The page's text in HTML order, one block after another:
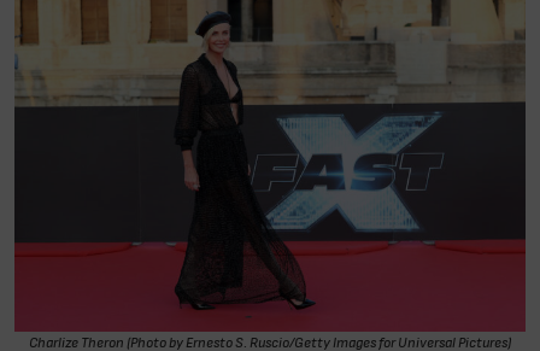
Charlize Theron (Photo by Ernesto S. Ruscio/Getty Images for Universal Pictures)